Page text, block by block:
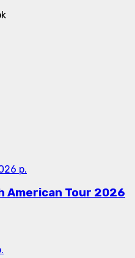
р.
American Tour 2026